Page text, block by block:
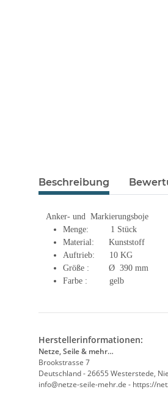
Beschreibung
Anker- und Markierungsboje
Menge: 1 Stück
Material: Kunststoff
Auftrieb: 10 KG
Größe : Ø 390 mm
Farbe : gelb
Herstellerinformationen:
Netze, Seile & mehr…
Brookstrasse 7
Deutschland - 26655 Westerstede,
info@netze-seile-mehr.de - https://